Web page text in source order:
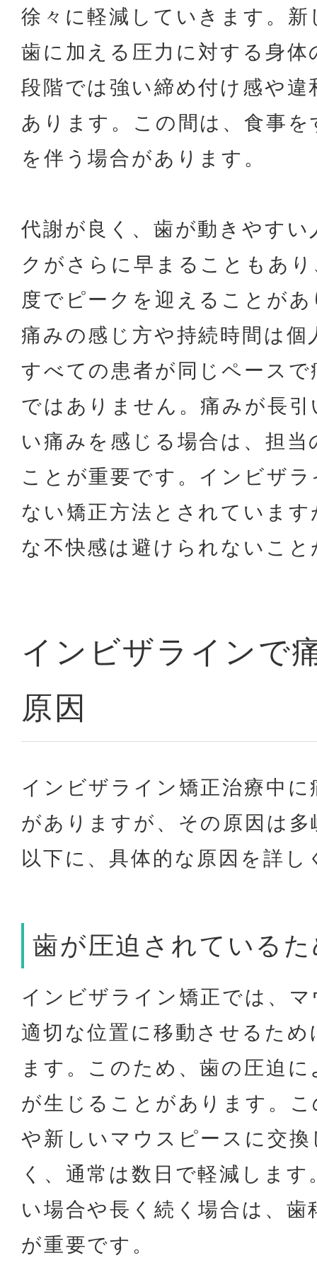
徐々に軽減していきます。
歯に加える圧力に対する身
段階では強い締め付け感や
あります。この間は、食事
を伴う場合があります。
代謝が良く、歯が動きやす
クがさらに早まることもあ
度でピークを迎えることが
痛みの感じ方や持続時間は
すべての患者が同じペース
ではありません。痛みが長
い痛みを感じる場合は、担
ことが重要です。インビザ
ない矯正方法とされていま
な不快感は避けられないこ
インビザラインで
原因
インビザライン矯正治療中
がありますが、その原因は
以下に、具体的な原因を詳し
歯が圧迫されている
インビザライン矯正では、
適切な位置に移動させるた
ます。このため、歯の圧迫
が生じることがあります。
や新しいマウスピースに交
く、通常は数日で軽減しま
い場合や長く続く場合は、
が重要です。